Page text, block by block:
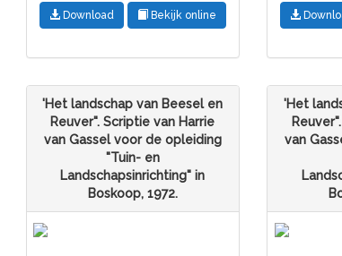
Download Bekijk online
'Het landschap van Beesel en
Reuver". Scriptie van Harrie
van Gassel voor de opleiding
"Tuin- en
Landschapsinrichting" in
Boskoop, 1972.
'Het
van